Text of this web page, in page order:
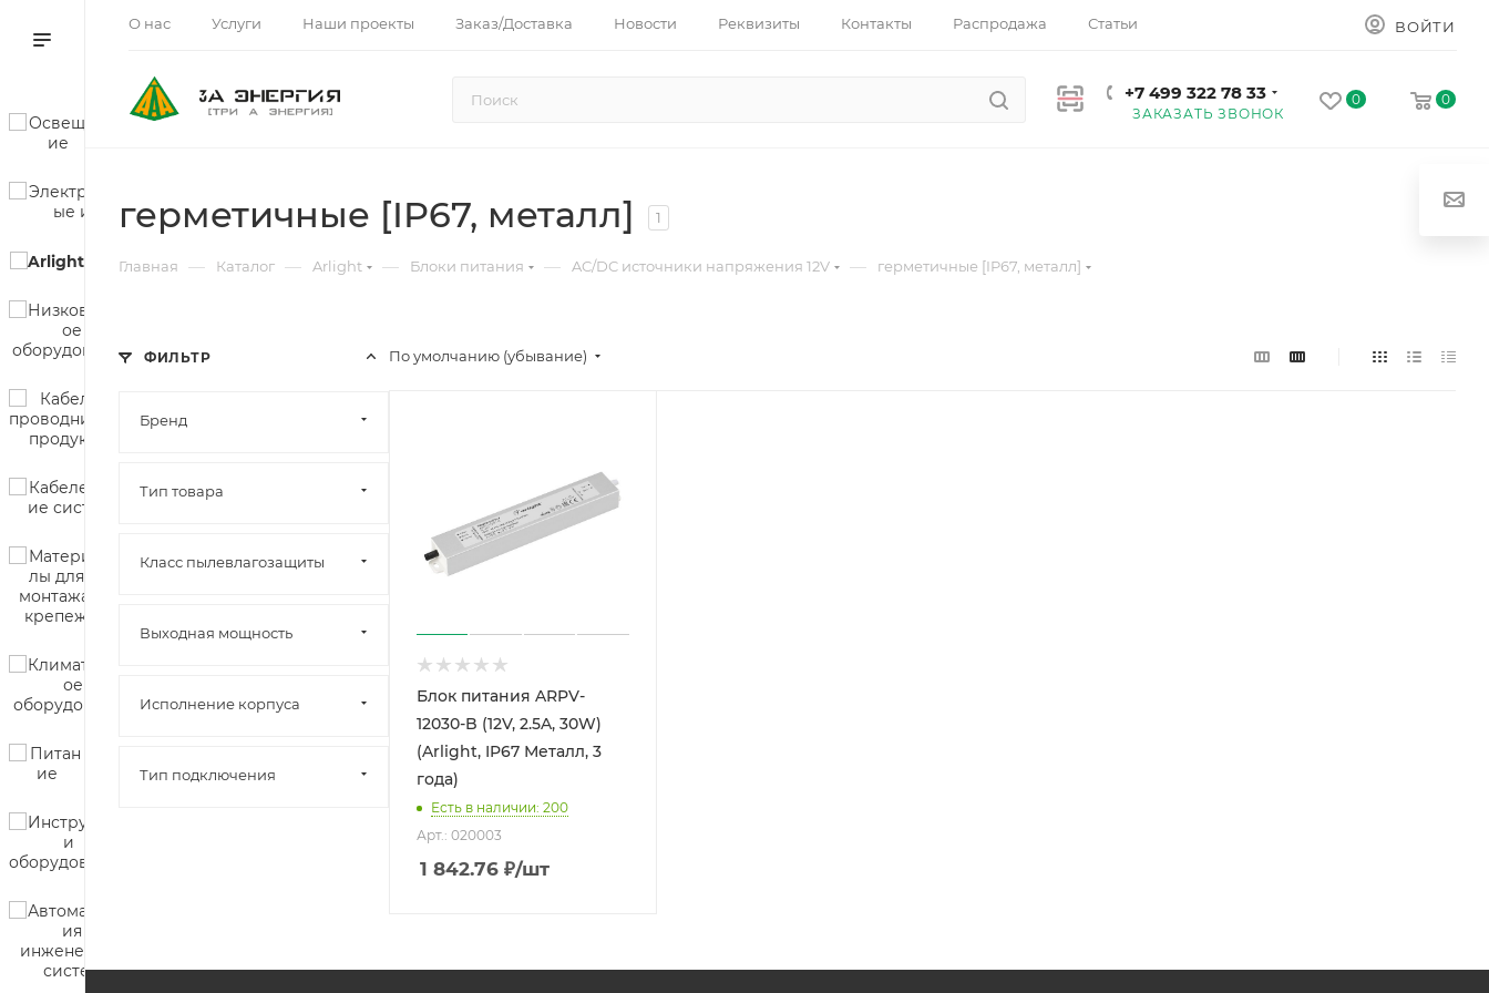
О нас Услуги Наши проекты Заказ/Доставка Новости Реквизиты Контакты Распродажа Статьи ВОЙТИ
+7 499 322 78 33
ЗАКАЗАТЬ ЗВОНОК
0 0
герметичные [IP67, металл] 1
Главная — Каталог — Arlight — Блоки питания — AC/DC источники напряжения 12V — герметичные [IP67, металл]
По умолчанию (убывание)
Блок питания ARPV-
12030-B (12V, 2.5A, 30W)
(Arlight, IP67 Металл, 3
года)
Есть в наличии: 200
Арт.: 020003
1 842.76 ₽/шт
ФИЛЬТР
Бренд
Тип товара
Класс пылевлагозащиты
Выходная мощность
Исполнение корпуса
Тип подключения